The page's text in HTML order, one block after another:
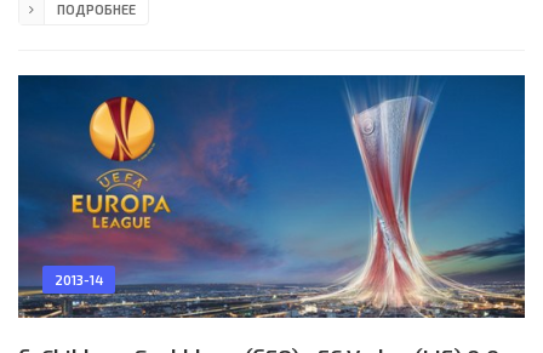
Варамишвили, Ираклий Уклеба (все - Грузия). Резервный: Лаша
46), Виктор Дмитренко, Кетевоама Фокси, Бауржан Исламхан
(Исламбек Куат, 62), Блажо
ПОДРОБНЕЕ
2013-14